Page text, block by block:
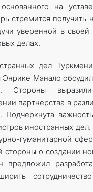
основанного на
стремится получить
уверенной в своей
делах.
дел
Манало
Стороны
партнерства в
Подчеркнута
иностранных
гуманитарной
стороны о создании
предложил